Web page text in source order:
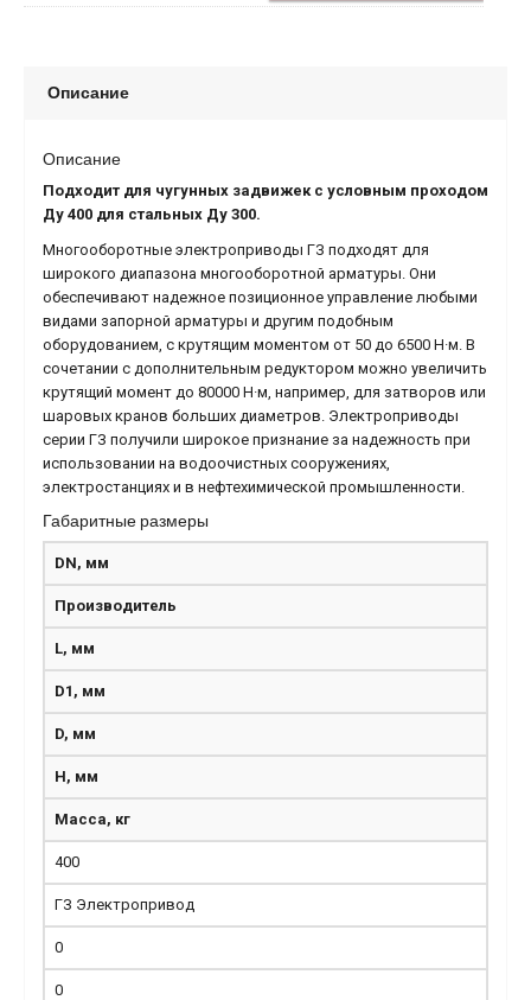
Описание
Описание
Подходит для чугунных задвижек с условным проходом
Ду 400 для стальных Ду 300.
Многооборотные электроприводы ГЗ подходят для
широкого диапазона многооборотной арматуры. Они
обеспечивают надежное позиционное управление любыми
видами запорной арматуры и другим подобным
оборудованием, с крутящим моментом от 50 до 6500 Н·м. В
сочетании с дополнительным редуктором можно увеличить
крутящий момент до 80000 Н·м, например, для затворов или
шаровых кранов больших диаметров. Электроприводы
серии ГЗ получили широкое признание за надежность при
использовании на водоочистных сооружениях,
электростанциях и в нефтехимической промышленности.
Габаритные размеры
DN, мм
Производитель
L, мм
D1, мм
D, мм
H, мм
Масса, кг
400
ГЗ Электропривод
0
0